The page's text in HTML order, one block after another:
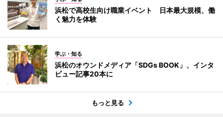
浜松で高校生向け職業イベント 日本最大規模、働
く魅力を体験
学ぶ・知る
浜松のオウンドメディア「SDGs BOOK」、インタ
ビュー記事20本に
もっと見る